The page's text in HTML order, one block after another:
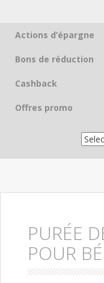
Skip to content
Actions d’épargne
Bons de réduction
Cashback
Offres promo
PURÉE
POUR